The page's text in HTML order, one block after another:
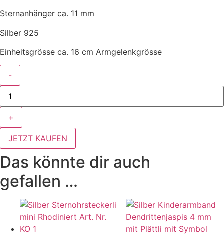
Sternanhänger ca. 11 mm
Silber 925
Einheitsgrösse ca. 16 cm Armgelenkgrösse
silber
Armband
Star
Art.
MVA
29
Menge
JETZT KAUFEN
Das könnte dir auch
gefallen …